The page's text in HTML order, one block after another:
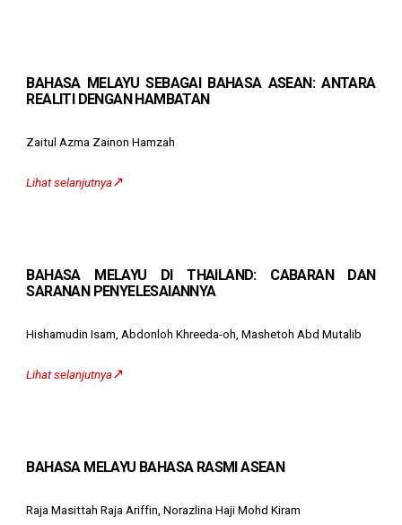
BAHASA MELAYU SEBAGAI BAHASA ASEAN: ANTARA
REALITI DENGAN HAMBATAN
Zaitul Azma Zainon Hamzah
Lihat selanjutnya↗️
BAHASA MELAYU DI THAILAND: CABARAN DAN
SARANAN PENYELESAIANNYA
Hishamudin Isam, Abdonloh Khreeda-oh, Mashetoh Abd Mutalib
Lihat selanjutnya↗️
BAHASA MELAYU BAHASA RASMI ASEAN
Raja Masittah Raja Ariffin, Norazlina Haji Mohd Kiram